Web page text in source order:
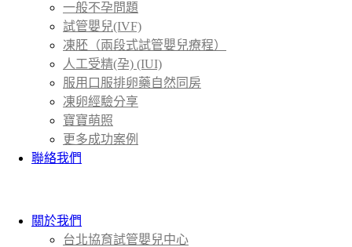
一般不孕問題
試管嬰兒(IVF)
凍胚（兩段式試管嬰兒療程）
人工受精(孕) (IUI)
服用口服排卵藥自然同房
凍卵經驗分享
寶寶萌照
更多成功案例
聯絡我們
關於我們
台北協育試管嬰兒中心